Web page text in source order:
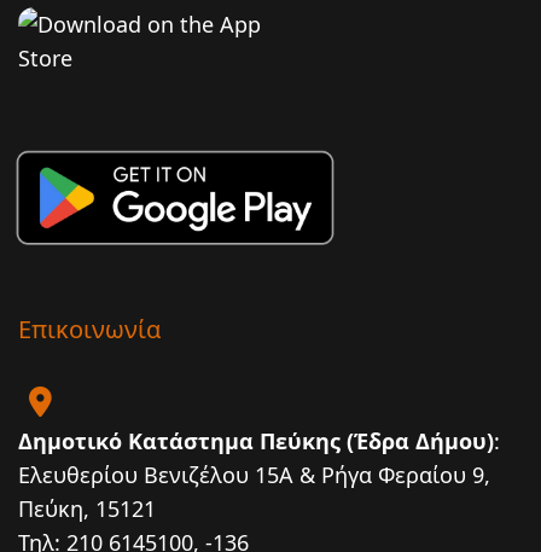
Επικοινωνία
Δημοτικό Κατάστημα Πεύκης (Έδρα Δήμου):
Ελευθερίου Βενιζέλου 15Α & Ρήγα Φεραίου 9,
Πεύκη, 15121
Τηλ: 210 6145100, -136